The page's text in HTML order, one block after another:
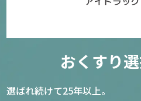
おくすり
選ばれ続けて25年以上。